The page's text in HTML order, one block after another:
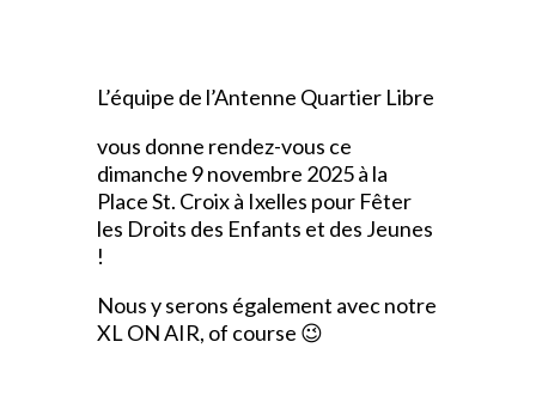
L’équipe de l’Antenne Quartier Libre
vous donne rendez-vous ce
dimanche 9 novembre 2025 à la
Place St. Croix à Ixelles pour Fêter
les Droits des Enfants et des Jeunes
!
Nous y serons également avec notre
XL ON AIR, of course 😉